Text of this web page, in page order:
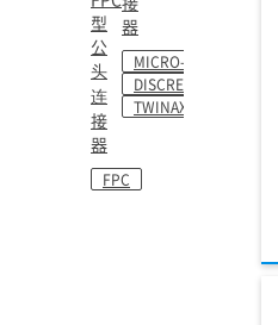
型
公
头
连
接
器
FPC
器
MICRO-COAXIAL
DISCRETE WIRE
TWINAXIAL